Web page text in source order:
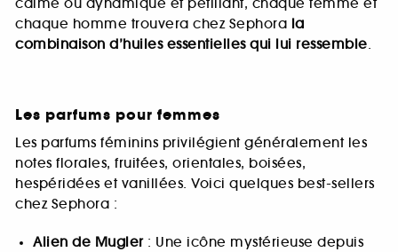
calme ou dynamique et pétillant, chaque femme et
chaque homme trouvera chez Sephora la
combinaison d’huiles essentielles qui lui ressemble.
Les parfums pour femmes
Les parfums féminins privilégient généralement les
notes florales, fruitées, orientales, boisées,
hespéridées et vanillées. Voici quelques best-sellers
chez Sephora :
Alien de Mugler: Une icône mystérieuse depuis